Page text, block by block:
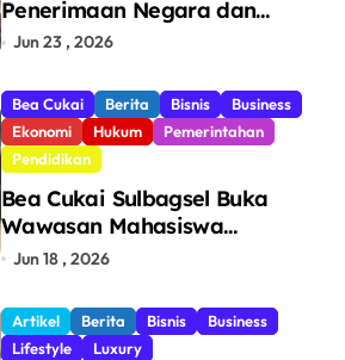
Penerimaan Negara dan
Pengawasan, Setor Rp123,8
Jun 23 , 2026
Bea Cukai Berita Bisnis
Business
Ekonomi
Hukum
Pemerintahan
Pendidikan
Bea Cukai Sulbagsel Buka
Wawasan Mahasiswa
Politeknik Bosowa tentang
dan Pencegahan Barang
Ilegal
Jun 18 , 2026
Artikel Berita Bisnis
Business
Lifestyle
Luxury